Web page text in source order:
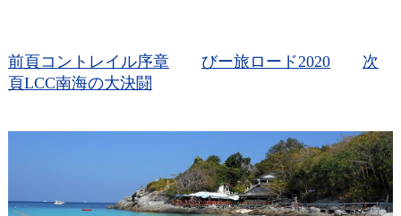
前頁コントレイル序章 びー旅ロード2020
次
頁LCC南海の大決闘